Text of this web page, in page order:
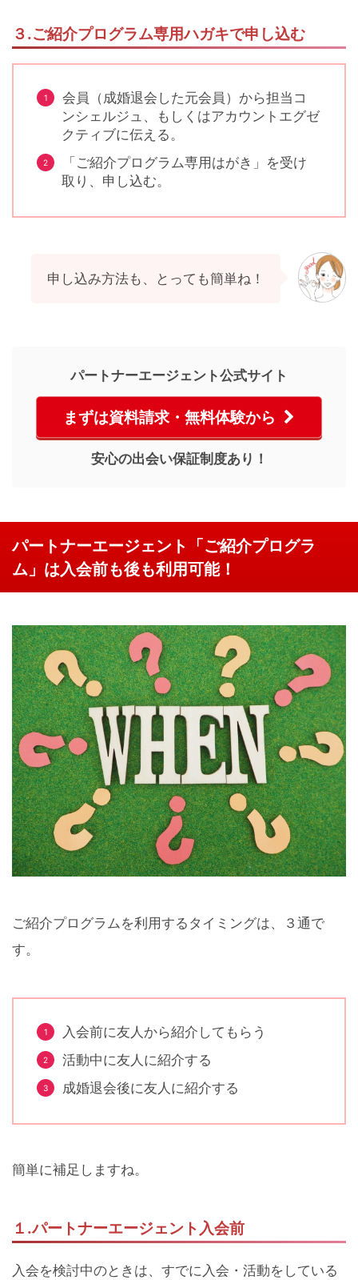
３.ご紹介プログラム専用ハガキで申し込む
会員（成婚退会した元会員）から担当コ
ンシェルジュ、もしくはアカウントエグゼ
クティブに伝える。
「ご紹介プログラム専用はがき」を受け
取り、申し込む。
申し込み方法も、とっても簡単ね！
パートナーエージェント公式サイト
まずは資料請求・無料体験から
安心の出会い保証制度あり！
パートナーエージェント「ご紹介プログラ
ム」は入会前も後も利用可能！
ご紹介プログラムを利用するタイミングは、３通で
す。
入会前に友人から紹介してもらう
活動中に友人に紹介する
成婚退会後に友人に紹介する
簡単に補足しますね。
１.パートナーエージェント入会前
入会を検討中のときは、すでに入会・活動をしている